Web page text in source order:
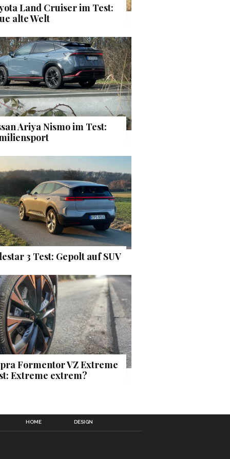
Land Cruiser im Test:
alte Welt
Ariya Nismo im Test:
3 Test: Gepolt auf SUV
Formentor VZ Extreme
Extreme extrem?
HOME DESIGN